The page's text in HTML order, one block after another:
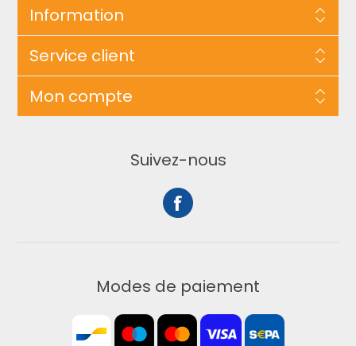
Information
Service client
Mon compte
Suivez-nous
Modes de paiement